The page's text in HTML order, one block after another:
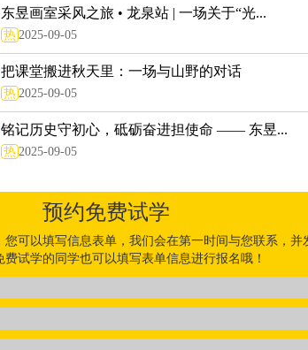
东昱画室采风之旅 • 龙泉站 | 一场关于“光...
热 2025-09-05
把课堂搬进秋天里：一场与山野的对话
热 2025-09-05
铭记历史守初心，砥砺奋进担使命 —— 东昱...
热 2025-09-05
预约免费试学
可以填写信息表单，我们会在第一时间与您联系，并
试学的同学也可以填写表单信息进行报名哦！